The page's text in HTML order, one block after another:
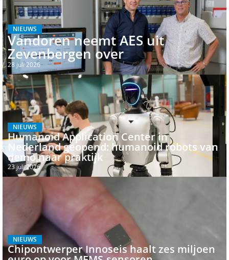
NIEUWS
Vandoren neemt AES uit
Zevenbergen over
28 juli 2026
NIEUWS
Humanoid Application Center in
Nederland geopend: humanoid robots van
demo naar praktijk
23 juli 2026
NIEUWS
Chipontwerper Innoseis haalt zes miljoen